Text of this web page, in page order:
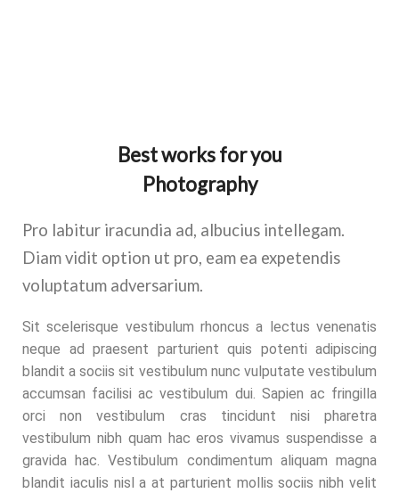
Best works for you
Photography
Pro labitur iracundia ad, albucius intellegam.
Diam vidit option ut pro, eam ea expetendis
voluptatum adversarium.
Sit scelerisque vestibulum rhoncus a lectus venenatis
neque ad praesent parturient quis potenti adipiscing
blandit a sociis sit vestibulum nunc vulputate vestibulum
accumsan facilisi ac vestibulum dui. Sapien ac fringilla
orci non vestibulum cras tincidunt nisi pharetra
vestibulum nibh quam hac eros vivamus suspendisse a
gravida hac. Vestibulum condimentum aliquam magna
blandit iaculis nisl a at parturient mollis sociis nibh velit